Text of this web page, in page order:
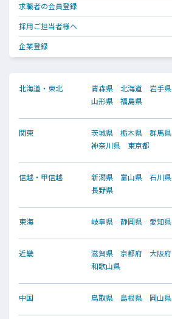
求職者の会員登録
採用ご担当者様へ
企業登録
北海道・東北 青森県 北海道 岩手県
山形県
福島県
関東 茨城県 栃木県 群馬県
神奈川県
東京都
信越・甲信越 新潟県 富山県 石川県
長野県
東海 岐阜県 静岡県 愛知県
近畿 滋賀県 京都府 大阪府
和歌山県
中国 鳥取県 島根県 岡山県